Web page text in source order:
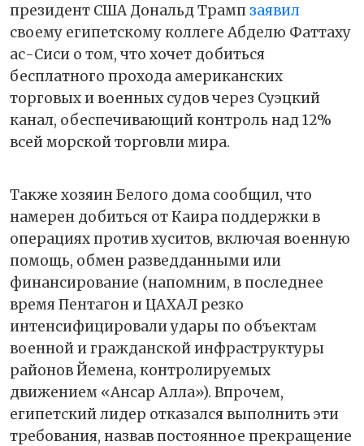
президент США Дональд Трамп заявил
своему египетскому коллеге Абделю Фаттаху
ас-Сиси о том, что хочет добиться
бесплатного прохода американских
торговых и военных судов через Суэцкий
канал, обеспечивающий контроль над 12%
всей морской торговли мира.
Также хозяин Белого дома сообщил, что
намерен добиться от Каира поддержки в
операциях против хуситов, включая военную
помощь, обмен разведданными или
финансирование (напомним, в последнее
время Пентагон и ЦАХАЛ резко
интенсифицировали удары по объектам
военной и гражданской инфраструктуры
районов Йемена, контролируемых
движением «Ансар Алла»). Впрочем,
египетский лидер отказался выполнить эти
требования, назвав постоянное прекращение